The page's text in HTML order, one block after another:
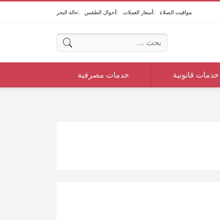
مواقيت الصلاة أسعار العملات أحوال الطقس حالة البحر
البحث عن:
خدمات قانونية خدمات مصرفية